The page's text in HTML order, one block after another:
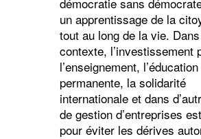
un apprentissage de la
tout au long de la vie.
contexte, l’investissement
l’enseignement, l’éducation
permanente, la solidarité
internationale et dans
de gestion d’entreprises
pour éviter les dérives